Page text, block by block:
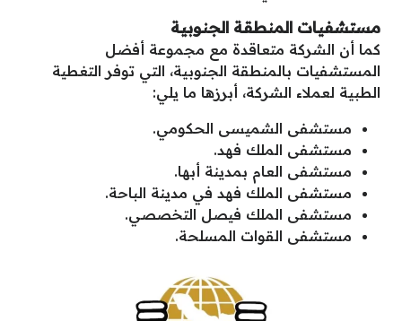
مستشفيات المنطقة الجنوبية
كما أن الشركة متعاقدة مع مجموعة أفضل
المستشفيات بالمنطقة الجنوبية، التي توفر التغطية
الطبية لعملاء الشركة، أبرزها ما يلي:
مستشفى الشميسى الحكومي.
مستشفى الملك فهد.
مستشفى العام بمدينة أبها.
مستشفى الملك فهد في مدينة الباحة.
مستشفى الملك فيصل التخصصي.
مستشفى القوات المسلحة.